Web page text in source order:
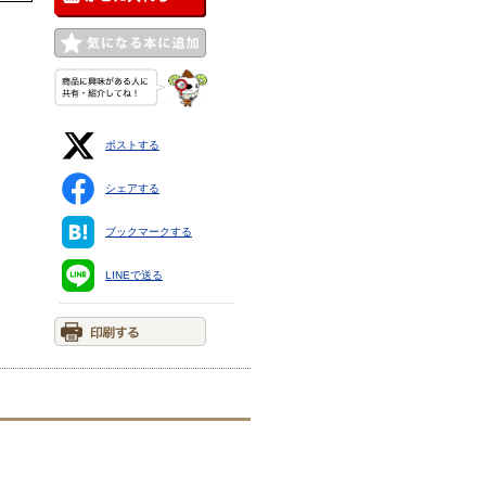
ポストする
シェアする
ブックマークする
LINEで送る